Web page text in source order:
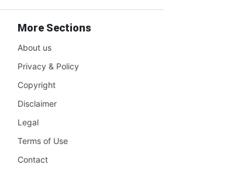
More Sections
About us
Privacy & Policy
Copyright
Disclaimer
Legal
Terms of Use
Contact